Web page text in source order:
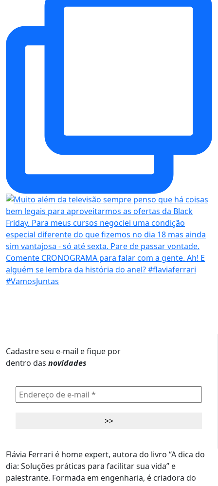
Cadastre seu e-mail e fique por
dentro das novidades
Flávia Ferrari é home expert, autora do livro “A dica do
dia: Soluções práticas para facilitar sua vida” e
palestrante. Formada em engenharia, é criadora do